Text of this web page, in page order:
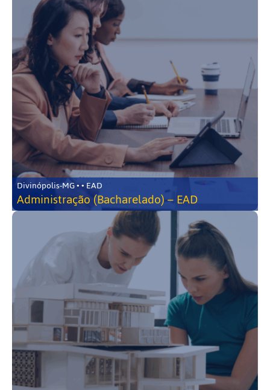
Divinópolis-MG • • EAD
Administração (Bacharelado) – EAD